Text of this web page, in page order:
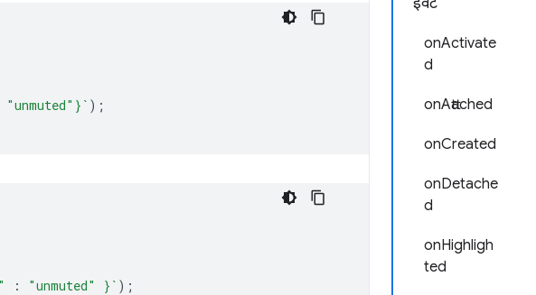
इवेंट
onActivate
d
onAttached
onCreated
onDetache
d
onHighligh
ted
"unmuted" } ` );
: "unmuted" } ` );